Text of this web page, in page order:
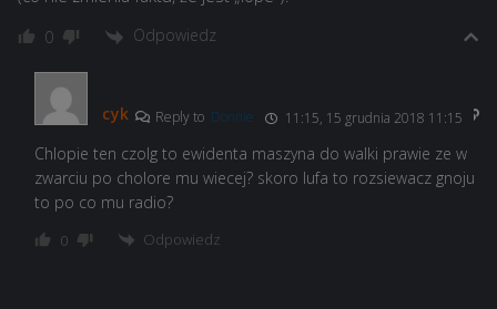
0 Odpowiedz
cyk Reply to Donnie 11:15, 15 grudnia 2018 11:15
Chlopie ten czolg to ewidenta maszyna do walki prawie ze w
zwarciu po cholore mu wiecej? skoro lufa to rozsiewacz gnoju
to po co mu radio?
0 Odpowiedz